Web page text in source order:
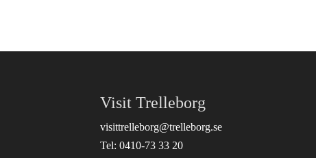
Visit Trelleborg
visittrelleborg@trelleborg.se
Tel: 0410-73 33 20